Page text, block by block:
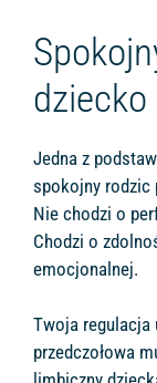
dziecko
Jedna z
spokojny rodzic
Nie chodzi o
Chodzi o
emocjonalnej.
Twoja regulacja
przedczołowa